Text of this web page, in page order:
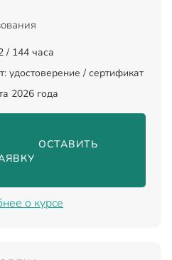
/ 144 часа
удостоверение / сертификат
2026 года
ОСТАВИТЬ
о курсе